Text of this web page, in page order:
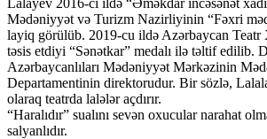
Mədəniyyət və Turizm Nazirliyinin “Fəxri
layiq görülüb. 2019-cu ildə Azərbaycan Teatr
təsis etdiyi “Sənətkar” medalı ilə təltif edilib.
Azərbaycanlıları Mədəniyyət Mərkəzinin
Departamentinin direktorudur. Bir sözlə,
olaraq teatrda lalələr açdırır.
“Haralıdır” sualını sevən oxucular narahat
salyanlıdır.